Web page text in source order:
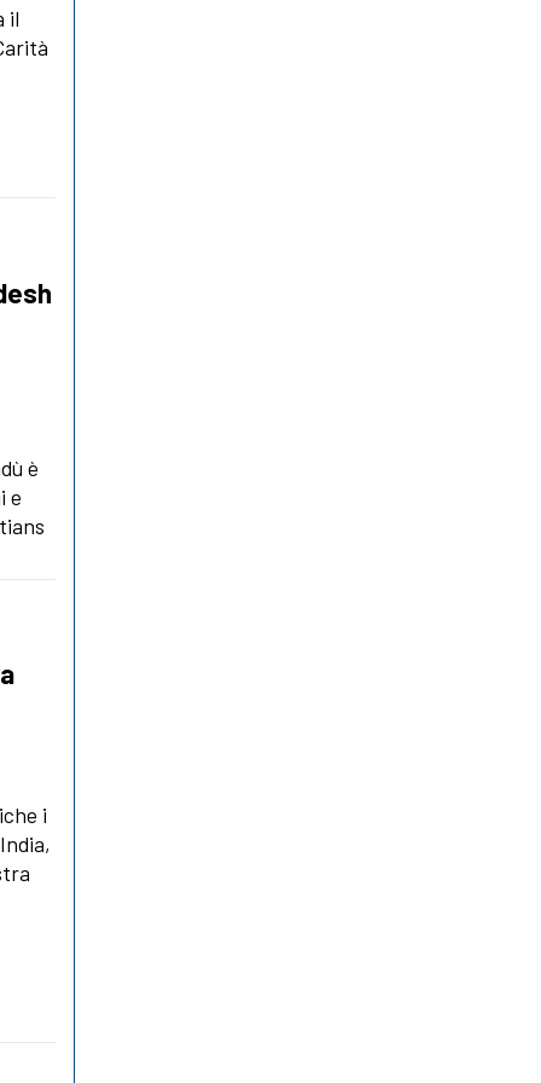
il
è
e
i